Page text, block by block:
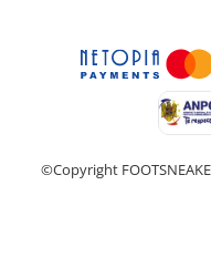
©Copyright